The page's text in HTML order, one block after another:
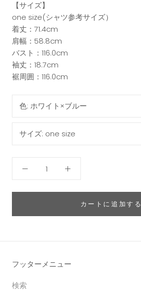
【サイズ】
one size(シャツ参考サイズ）
着丈：71.4cm
肩幅：58.8cm
バスト：116.0cm
袖丈：18.7cm
裾周囲：116.0cm
色: ホワイト×ブルー
サイズ: one size
カートに追加する
フッターメニュー
検索